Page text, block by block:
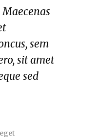
sem
sit amet
sed